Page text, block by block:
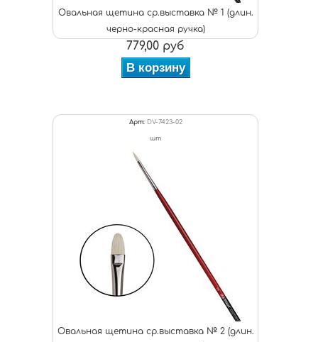
Овальная щетина ср.выставка № 1 (длин.
черно-красная ручка)
779,00 руб
В корзину
Арт: DV-7423-02
шт
Овальная щетина ср.выставка № 2 (длин.